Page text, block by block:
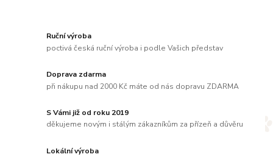
Ruční výroba
poctivá česká ruční výroba i podle Vašich představ
Doprava zdarma
při nákupu nad 2000 Kč máte od nás dopravu ZDARMA
S Vámi již od roku 2019
děkujeme novým i stálým zákazníkům za přízeň a důvěru
Lokální výroba